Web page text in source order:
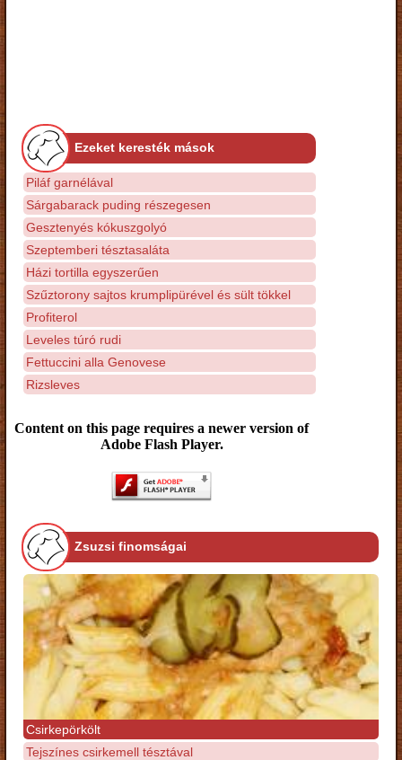
Ezeket keresték mások
Piláf garnélával
Sárgabarack puding részegesen
Gesztenyés kókuszgolyó
Szeptemberi tésztasaláta
Házi tortilla egyszerűen
Szűztorony sajtos krumplipürével és sült tökkel
Profiterol
Leveles túró rudi
Fettuccini alla Genovese
Rizsleves
Content on this page requires a newer version of
Adobe Flash Player.
Zsuzsi finomságai
Csirkepörkölt
Tejszínes csirkemell tésztával